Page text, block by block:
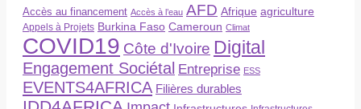
Accès au financement Accès à l’eau AFD Afrique agriculture
Appels à Projets Burkina Faso Cameroun Climat
COVID19 Côte d'Ivoire Digital
Engagement Sociétal Entreprise ESS
EVENTS4AFRICA Filières durables